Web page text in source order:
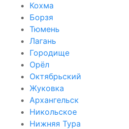
Кохма
Борзя
Тюмень
Лагань
Городище
Орёл
Октябрьский
Жуковка
Архангельск
Никольское
Нижняя Тура